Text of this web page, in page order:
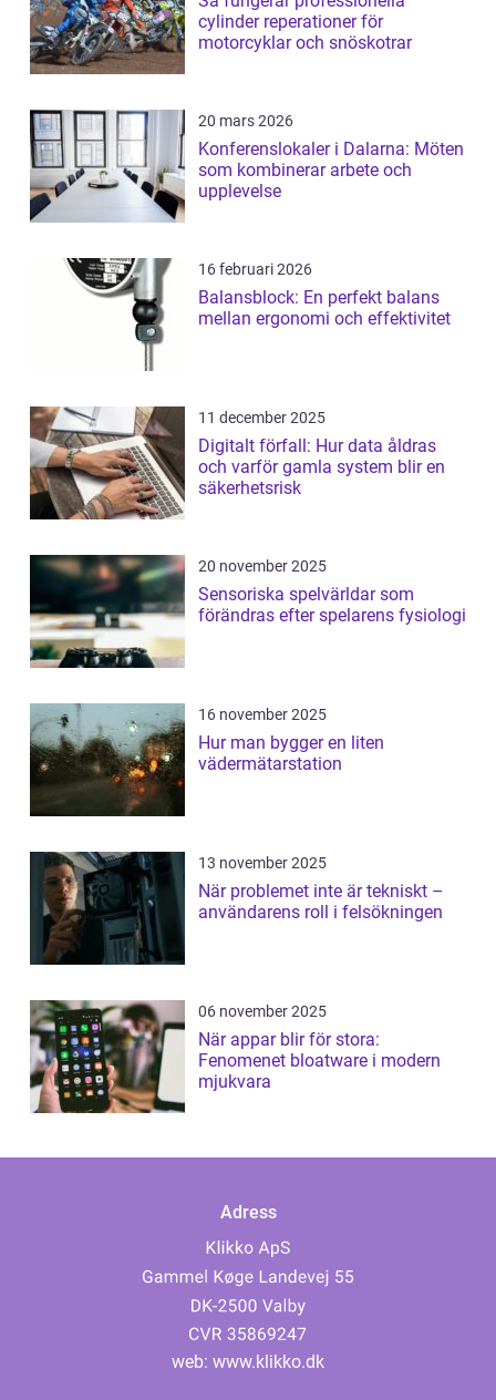
cylinder reperationer för
motorcyklar och snöskotrar
20 mars 2026
Konferenslokaler i Dalarna: Möten
som kombinerar arbete och
upplevelse
16 februari 2026
Balansblock: En perfekt balans
mellan ergonomi och effektivitet
11 december 2025
Digitalt förfall: Hur data åldras
och varför gamla system blir en
säkerhetsrisk
20 november 2025
Sensoriska spelvärldar som
förändras efter spelarens fysiologi
16 november 2025
Hur man bygger en liten
vädermätarstation
13 november 2025
När problemet inte är tekniskt –
användarens roll i felsökningen
06 november 2025
När appar blir för stora:
Fenomenet bloatware i modern
mjukvara
Adress
web: www.klikko.dk